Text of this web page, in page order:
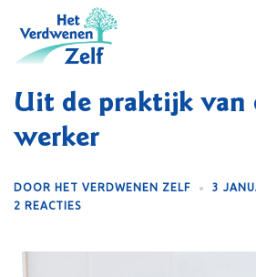
content
Uit de praktijk van
werker
DOOR HET VERDWENEN ZELF
3
2 REACTIES